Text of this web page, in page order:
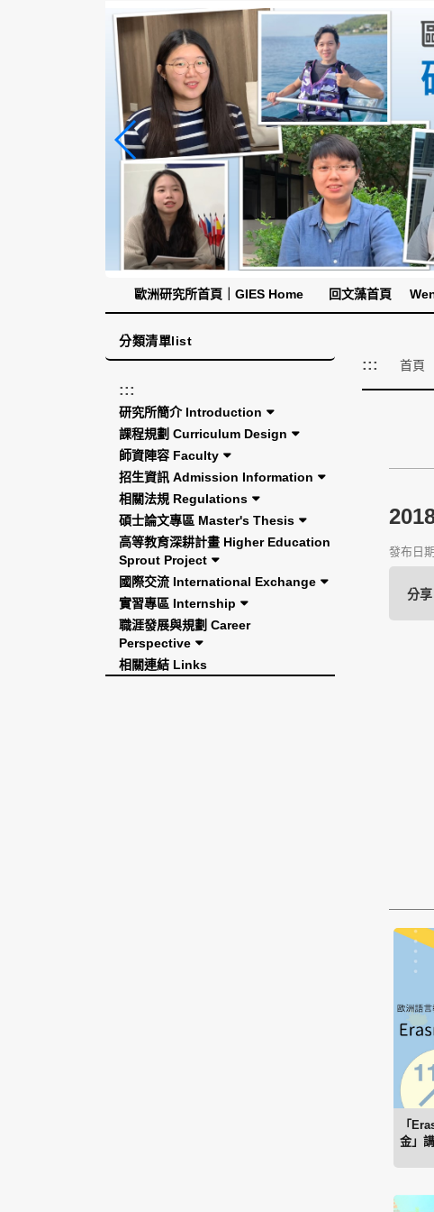
歐洲研究所首頁｜GIES Home 回文藻首頁
分類清單list
:::
研究所簡介 Introduction
課程規劃 Curriculum Design
師資陣容 Faculty
招生資訊 Admission Information
相關法規 Regulations
碩士論文專區 Master's Thesis
高等教育深耕計畫 Higher Education
Sprout Project
國際交流 International Exchange
實習專區 Internship
職涯發展與規劃 Career
Perspective
相關連結 Links
::: 首頁
發布日
分享
「
金」